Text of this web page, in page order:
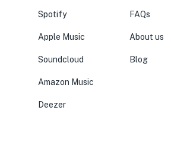
Spotify
Apple Music
Soundcloud
Amazon Music
Deezer
FAQs
About us
Blog